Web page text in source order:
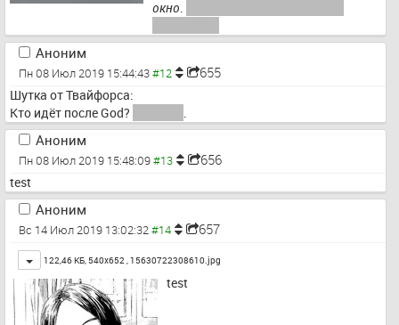
окно
Аноним
Пн 08 Июл 2019 15:44:43 655
Шутка от Твайфорса:
Кто идёт после God?
Аноним
Пн 08 Июл 2019 15:48:09 656
test
Аноним
Вс 14 Июл 2019 13:02:32 657
Toggle
122,46 КБ, 540x652 , 15630722308610.jpg
test